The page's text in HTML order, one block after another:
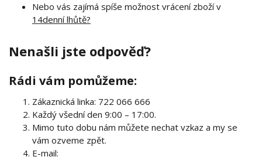
Nebo vás zajímá spíše možnost vrácení zboží v
14denní lhůtě?
Nenašli jste odpověď?
Rádi vám pomůžeme:
Zákaznická linka: 722 066 666
Každý všední den 9:00 – 17:00.
Mimo tuto dobu nám můžete nechat vzkaz a my se
vám ozveme zpět.
E-mail: